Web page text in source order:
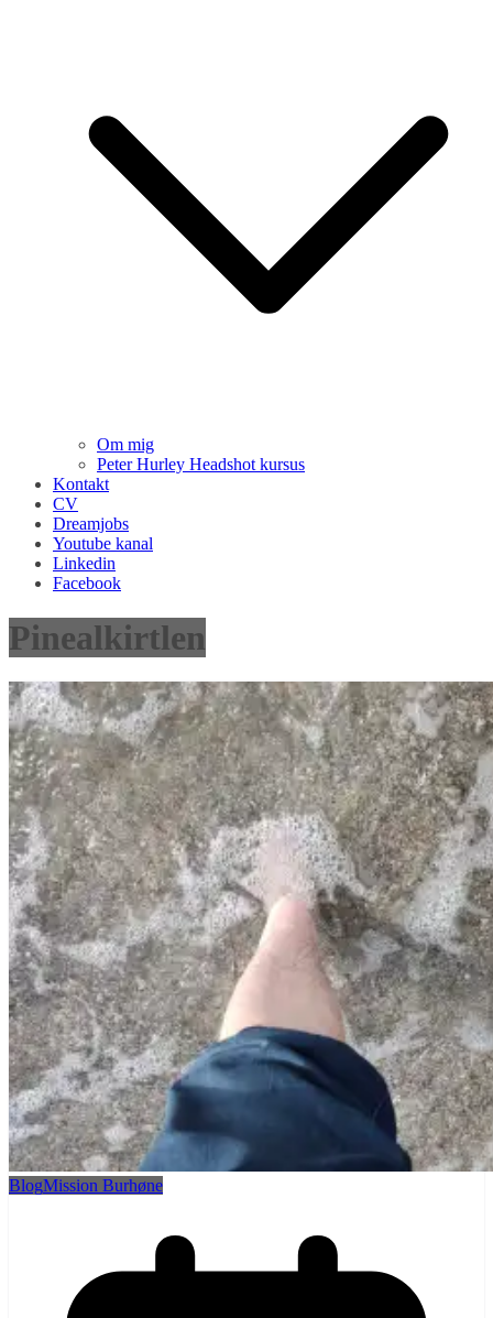
Om mig
Peter Hurley Headshot kursus
Kontakt
CV
Dreamjobs
Youtube kanal
Linkedin
Facebook
Pinealkirtlen
BlogMission Burhøne